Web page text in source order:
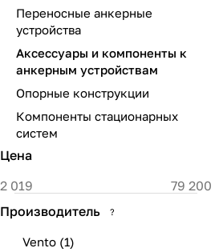
Переносные анкерные
устройства
Аксессуары и компоненты к
анкерным устройствам
Опорные конструкции
Компоненты стационарных
систем
Цена
Производитель ?
Vento (1)